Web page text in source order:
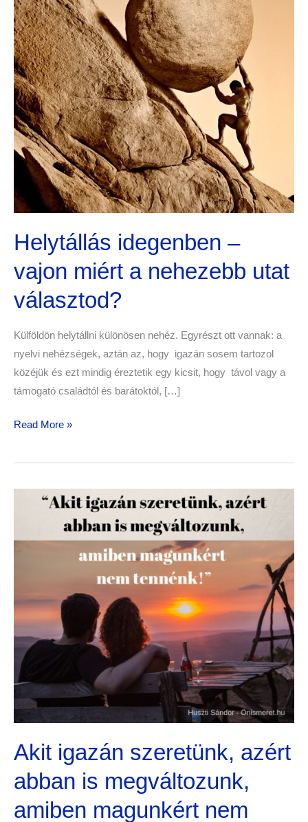
Helytállás idegenben –
vajon miért a nehezebb utat
választod?
Külföldön helytállni különösen nehéz. Egyrészt ott vannak: a
nyelvi nehézségek, aztán az, hogy igazán sosem tartozol
közéjük és ezt mindig éreztetik egy kicsit, hogy távol vagy a
támogató családtól és barátoktól, […]
miért
a
nehezebb
utat
választod?
Read More »
Akit igazán szeretünk, azért
abban is megváltozunk,
amiben magunkért nem
megváltozunk,
amiben
magunkért
nem
tennénk